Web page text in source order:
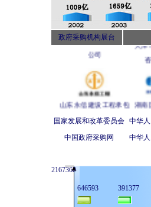
政府采购机构展台
上海申海建设监理有限
天
山东永信建设工程承包
天津国际招标有限公司 中国
国家发展和改革委员会 中华
中国政府采购网
中华
2167362
646593 391377